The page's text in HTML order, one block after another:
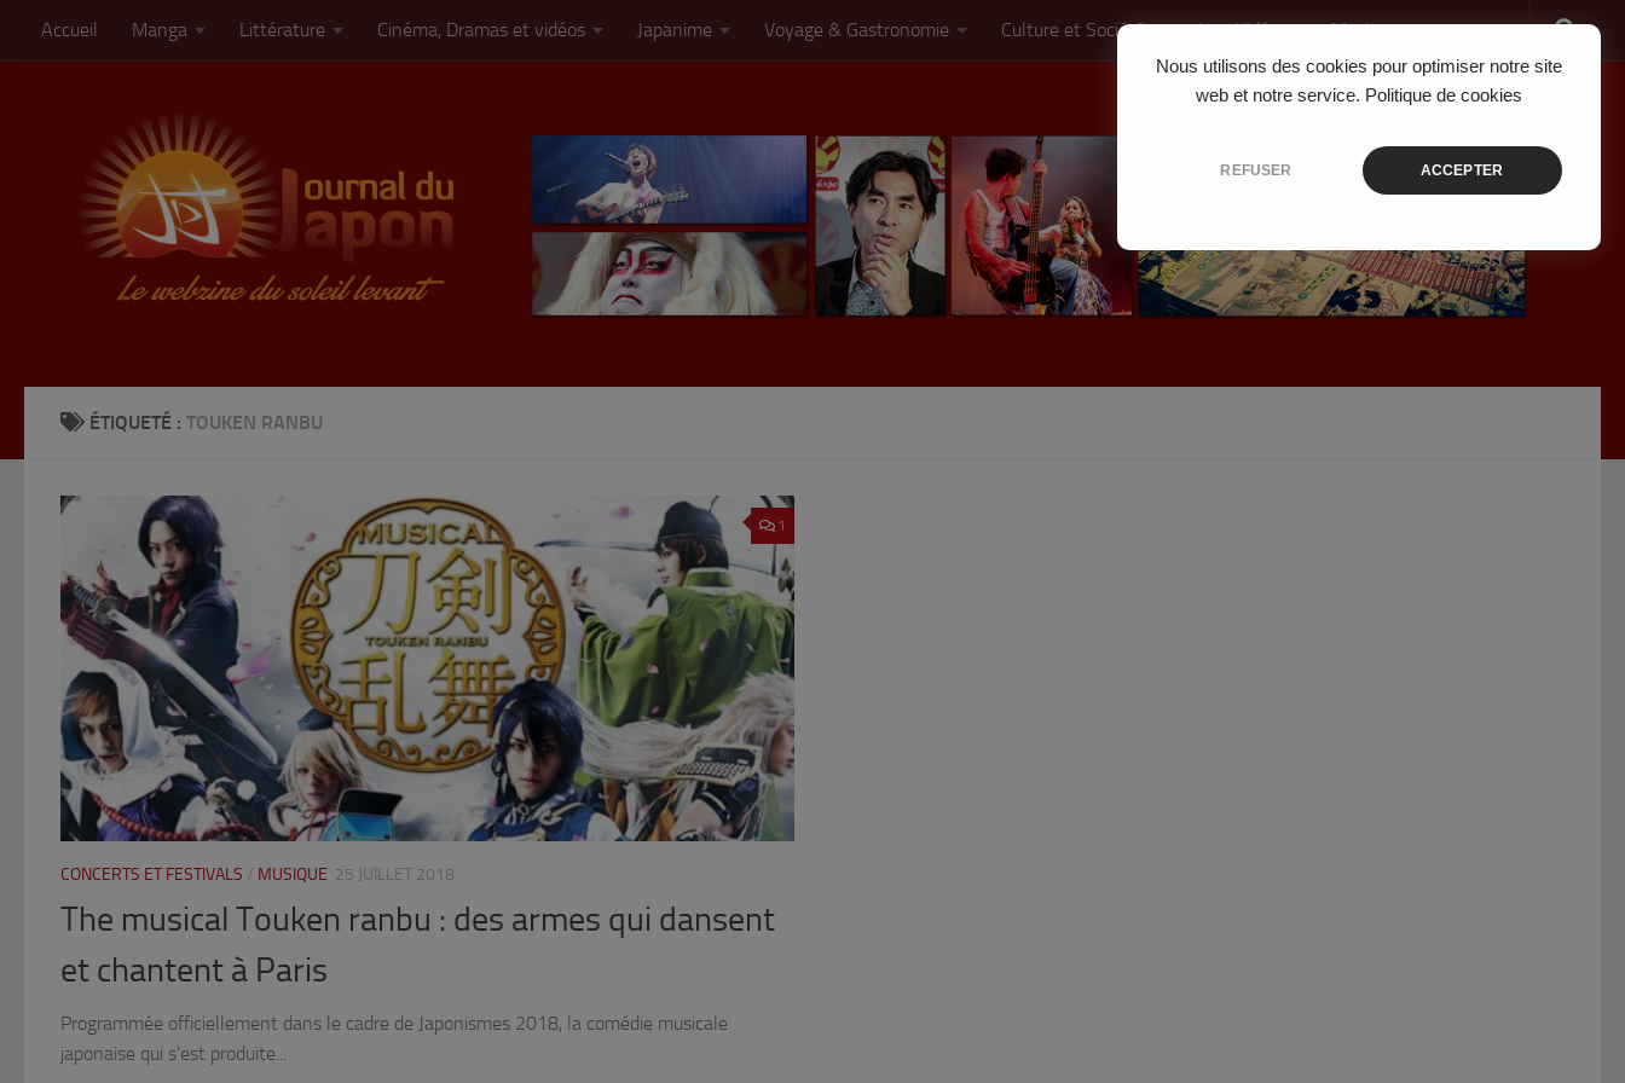
Nous utilisons des cookies pour optimiser notre site
web et notre service. Politique de cookies
REFUSER ACCEPTER
Skip to content
Accueil Manga Littérature Cinéma, Dramas et vidéos Japanime Voyage & Gastronomie Culture et Société Jeux Vidéo Musique
ÉTIQUETÉ : TOUKEN RANBU
1
CONCERTS ET FESTIVALS / MUSIQUE 25 JUILLET 2018
The musical Touken ranbu : des armes qui dansent
et chantent à Paris
Programmée officiellement dans le cadre de Japonismes 2018, la comédie musicale
japonaise qui s’est produite...